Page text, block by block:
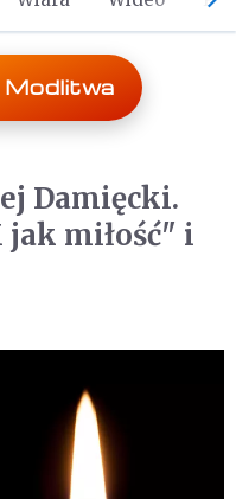
Modlitwa
Damięcki.
jak miłość" i